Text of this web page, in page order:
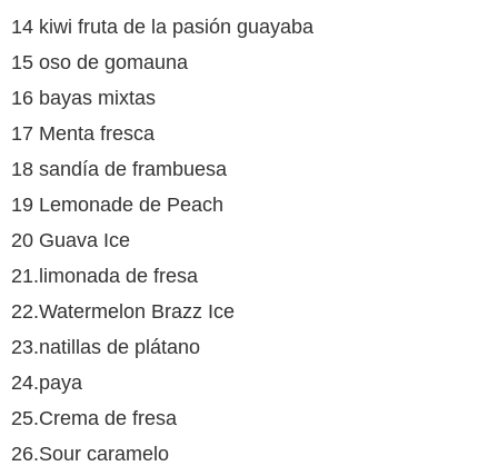
14 kiwi fruta de la pasión guayaba
15 oso de gomauna
16 bayas mixtas
17 Menta fresca
18 sandía de frambuesa
19 Lemonade de Peach
20 Guava Ice
21.limonada de fresa
22.Watermelon Brazz Ice
23.natillas de plátano
24.paya
25.Crema de fresa
26.Sour caramelo